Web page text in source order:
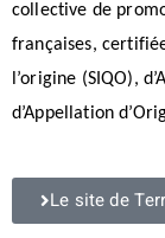
collective de
françaises,
l’origine (SIQO),
d’Appellation
Le site de